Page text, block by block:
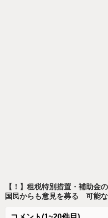
【！】租税特別措置・補助
国民からも意見を募る 可能